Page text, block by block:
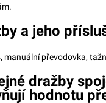
a jeho
manuální převodovka,
dražby
hodnotu